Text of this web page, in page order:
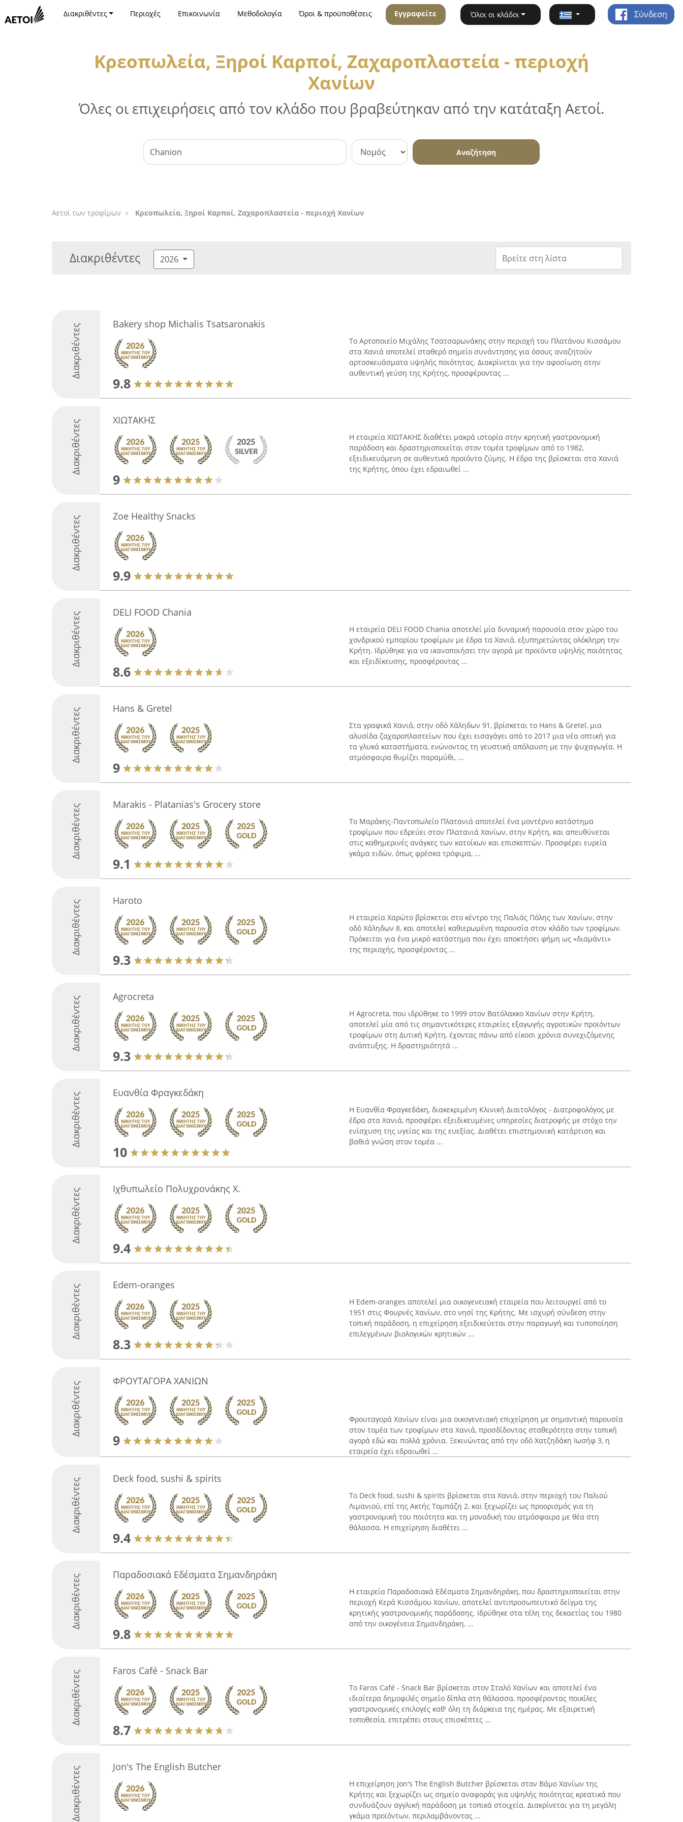
Διακριθέντες Περιοχές Επικοινωνία Μεθοδολογία Όροι & προϋποθέσεις Εγγραφείτε Όλοι οι κλάδοι Σύνδεση
Κρεοπωλεία, Ξηροί Καρποί, Ζαχαροπλαστεία - περιοχή
Χανίων
Όλες οι επιχειρήσεις από τον κλάδο που βραβεύτηκαν από την κατάταξη Αετοί.
Αναζήτηση
Αετοί των τροφίμων Κρεοπωλεία, Ξηροί Καρποί, Ζαχαροπλαστεία - περιοχή Χανίων
Διακριθέντες 2026
Διακριθέντες Bakery shop Michalis Tsatsaronakis
9.8
Το Αρτοποιείο Μιχάλης Τσατσαρωνάκης στην περιοχή του Πλατάνου Κισσάμου
στα Χανιά αποτελεί σταθερό σημείο συνάντησης για όσους αναζητούν
αρτοσκευάσματα υψηλής ποιότητας. Διακρίνεται για την αφοσίωση στην
αυθεντική γεύση της Κρήτης, προσφέροντας ...
Διακριθέντες ΧΙΩΤΑΚΗΣ
9
Η εταιρεία ΧΙΩΤΑΚΗΣ διαθέτει μακρά ιστορία στην κρητική γαστρονομική
παράδοση και δραστηριοποιείται στον τομέα τροφίμων από το 1982,
εξειδικευόμενη σε αυθεντικά προϊόντα ζύμης. Η έδρα της βρίσκεται στα Χανιά
της Κρήτης, όπου έχει εδραιωθεί ...
Διακριθέντες Zoe Healthy Snacks
9.9
Διακριθέντες DELI FOOD Chania
8.6
Η εταιρεία DELI FOOD Chania αποτελεί μία δυναμική παρουσία στον χώρο του
χονδρικού εμπορίου τροφίμων με έδρα τα Χανιά, εξυπηρετώντας ολόκληρη την
Κρήτη. Ιδρύθηκε για να ικανοποιήσει την αγορά με προϊόντα υψηλής ποιότητας
και εξειδίκευσης, προσφέροντας ...
Διακριθέντες Hans & Gretel
9
Στα γραφικά Χανιά, στην οδό Χάληδων 91, βρίσκεται το Hans & Gretel, μια
αλυσίδα ζαχαροπλαστείων που έχει εισαγάγει από το 2017 μια νέα οπτική για
τα γλυκά καταστήματα, ενώνοντας τη γευστική απόλαυση με την ψυχαγωγία. Η
ατμόσφαιρα θυμίζει παραμύθι, ...
Διακριθέντες Marakis - Platanias's Grocery store
9.1
Το Μαράκης-Παντοπωλείο Πλατανιά αποτελεί ένα μοντέρνο κατάστημα
τροφίμων που εδρεύει στον Πλατανιά Χανίων, στην Κρήτη, και απευθύνεται
στις καθημερινές ανάγκες των κατοίκων και επισκεπτών. Προσφέρει ευρεία
γκάμα ειδών, όπως φρέσκα τρόφιμα, ...
Διακριθέντες Haroto
9.3
Η εταιρεία Χαρώτο βρίσκεται στο κέντρο της Παλιάς Πόλης των Χανίων, στην
οδό Χάληδων 8, και αποτελεί καθιερωμένη παρουσία στον κλάδο των τροφίμων.
Πρόκειται για ένα μικρό κατάστημα που έχει αποκτήσει φήμη ως «διαμάντι»
της περιοχής, προσφέροντας ...
Διακριθέντες Agrocreta
9.3
Η Agrocreta, που ιδρύθηκε το 1999 στον Βατόλακκο Χανίων στην Κρήτη,
αποτελεί μία από τις σημαντικότερες εταιρείες εξαγωγής αγροτικών προϊόντων
τροφίμων στη Δυτική Κρήτη, έχοντας πάνω από είκοσι χρόνια συνεχιζόμενης
ανάπτυξης. Η δραστηριότητά ...
Διακριθέντες Ευανθία Φραγκεδάκη
10
Η Ευανθία Φραγκεδάκη, διακεκριμένη Κλινική Διαιτολόγος - Διατροφολόγος με
έδρα στα Χανιά, προσφέρει εξειδικευμένες υπηρεσίες διατροφής με στόχο την
ενίσχυση της υγείας και της ευεξίας. Διαθέτει επιστημονική κατάρτιση και
βαθιά γνώση στον τομέα ...
Διακριθέντες Ιχθυπωλείο Πολυχρονάκης Χ.
9.4
Διακριθέντες Edem-oranges
8.3
Η Edem-oranges αποτελεί μια οικογενειακή εταιρεία που λειτουργεί από το
1951 στις Φουρνές Χανίων, στο νησί της Κρήτης. Με ισχυρή σύνδεση στην
τοπική παράδοση, η επιχείρηση εξειδικεύεται στην παραγωγή και τυποποίηση
επιλεγμένων βιολογικών κρητικών ...
Διακριθέντες ΦΡΟΥΤΑΓΟΡΑ ΧΑΝΙΩΝ
9
Φρουταγορά Χανίων είναι μια οικογενειακή επιχείρηση με σημαντική παρουσία
στον τομέα των τροφίμων στα Χανιά, προσδίδοντας σταθερότητα στην τοπική
αγορά εδώ και πολλά χρόνια. Ξεκινώντας από την οδό Χατζηδάκη Ιωσήφ 3, η
εταιρεία έχει εδραιωθεί ...
Διακριθέντες Deck food, sushi & spirits
9.4
Το Deck food, sushi & spirits βρίσκεται στα Χανιά, στην περιοχή του Παλιού
Λιμανιού, επί της Ακτής Τομπάζη 2, και ξεχωρίζει ως προορισμός για τη
γαστρονομική του ποιότητα και τη μοναδική του ατμόσφαιρα με θέα στη
θάλασσα. Η επιχείρηση διαθέτει ...
Διακριθέντες Παραδοσιακά Εδέσματα Σημανδηράκη
9.8
Η εταιρεία Παραδοσιακά Εδέσματα Σημανδηράκη, που δραστηριοποιείται στην
περιοχή Κερά Κισσάμου Χανίων, αποτελεί αντιπροσωπευτικό δείγμα της
κρητικής γαστρονομικής παράδοσης. Ιδρύθηκε στα τέλη της δεκαετίας του 1980
από την οικογένεια Σημανδηράκη, ...
Διακριθέντες Faros Café - Snack Bar
8.7
Το Faros Café - Snack Bar βρίσκεται στον Σταλό Χανίων και αποτελεί ένα
ιδιαίτερα δημοφιλές σημείο δίπλα στη θάλασσα, προσφέροντας ποικίλες
γαστρονομικές επιλογές καθ' όλη τη διάρκεια της ημέρας. Με εξαιρετική
τοποθεσία, επιτρέπει στους επισκέπτες ...
Διακριθέντες Jon's The English Butcher
Η επιχείρηση Jon's The English Butcher βρίσκεται στον Βάμο Χανίων της
Κρήτης και ξεχωρίζει ως σημείο αναφοράς για υψηλής ποιότητας κρεατικά που
συνδυάζουν αγγλική παράδοση με τοπικά στοιχεία. Διακρίνεται για τη μεγάλη
γκάμα προϊόντων, περιλαμβάνοντας ...